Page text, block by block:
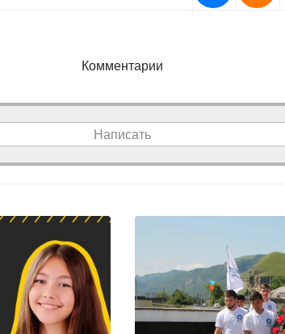
Комментарии
Написать